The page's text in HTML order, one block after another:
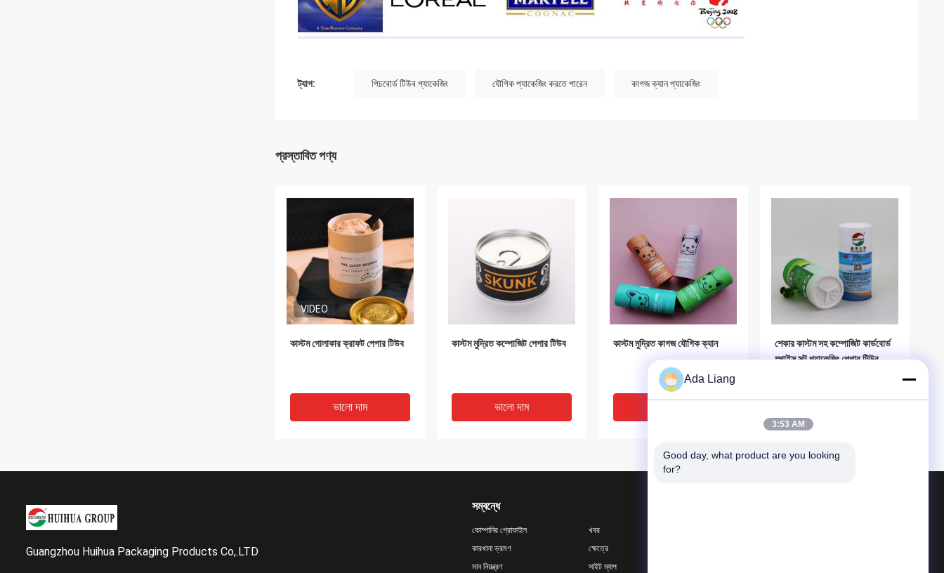
ট্যাগ: পিচবোর্ড টিউব প্যাকেজিং যৌগিক প্যাকেজিং করতে পারেন কাগজ ক্যান প্যাকেজিং
প্রস্তাবিত পণ্য
VIDEO
কাস্টম গোলাকার ক্রাফট পেপার টিউব
ভালো দাম
কাস্টম মুদ্রিত কম্পোজিট পেপার টিউব
ভালো দাম
কাস্টম মুদ্রিত কাগজ যৌগিক ক্যান
শেকার কাস্টম সহ কম্পোজিট কার্ডবোর্ড
স্পাইস সল্ট প্যাকেজিং পেপার টিউব
VIDEO
Guangzhou Huihua Packaging Products Co,.LTD
সম্বন্ধে
কোম্পানির প্রোফাইল
কারখানা ভ্রমণ
মান নিয়ন্ত্রণ
খবর
ক্ষেত্রে
সাইট ম্যাপ
Ada Liang
3:53 AM
Good day, what product are you looking
for?